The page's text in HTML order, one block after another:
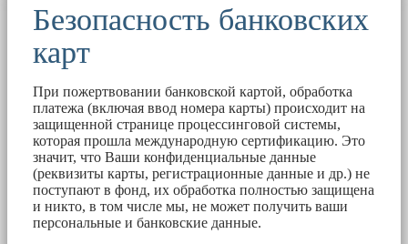
Безопасность банковских
карт
При пожертвовании банковской картой, обработка
платежа (включая ввод номера карты) происходит на
защищенной странице процессинговой системы,
которая прошла международную сертификацию. Это
значит, что Ваши конфиденциальные данные
(реквизиты карты, регистрационные данные и др.) не
поступают в фонд, их обработка полностью защищена
и никто, в том числе мы, не может получить ваши
персональные и банковские данные.